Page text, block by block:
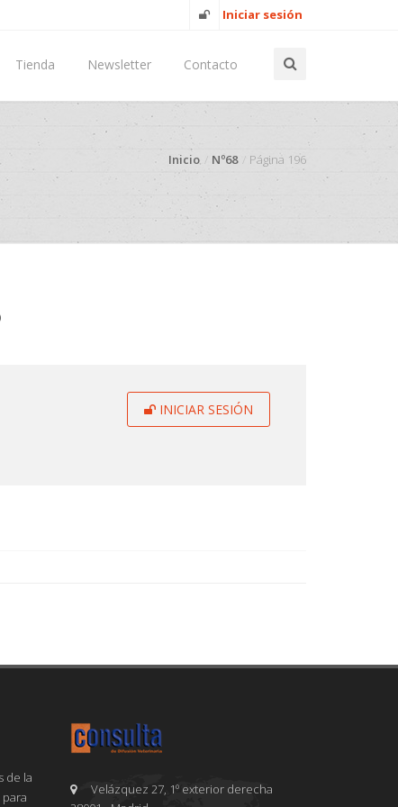
Iniciar sesión
Tienda Newsletter Contacto
Inicio Nº68 Página 196
INICIAR SESIÓN
de la
para
Velázquez 27, 1º exterior derecha